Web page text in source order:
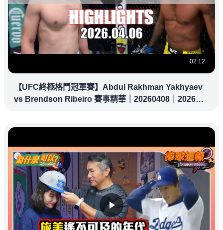
02:12
【UFC終極格鬥冠軍賽】Abdul Rakhman Yakhyaev
vs Brendson Ribeiro 賽事精華｜20260408｜2026